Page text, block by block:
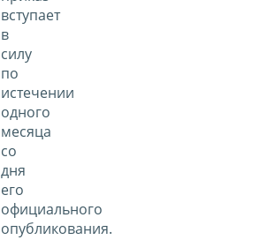
вступает
в
силу
по
истечении
одного
месяца
со
дня
его
официального
опубликования.